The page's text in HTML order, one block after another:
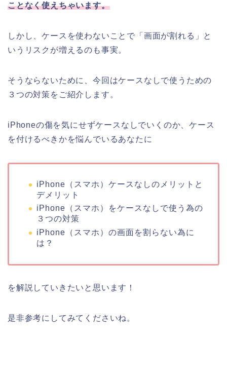
ことなく使えちゃいます。
しかし、ケースを使わないことで「画面が割れる」と
いうリスクが増えるのも事実。
そうならないために、今回はケースなしで使うための
３つの対策をご紹介します。
iPhoneの傷を気にせずケースなしでいくのか、ケース
を付けるべきかを悩んでいるあなたに
iPhone（スマホ）ケースなしのメリットと
デメリット
iPhone（スマホ）をケースなしで使う為の
３つの対策
iPhone（スマホ）の画面を割らない為に
は？
を解説していきたいと思います！
是非参考にしてみてくださいね。